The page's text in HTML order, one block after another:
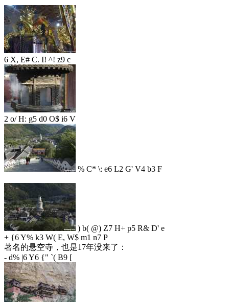
6 X, E# C. I! ^! z9 c
2 o/ H: g5 d0 O$ i6 V
% C* \: e6 L2 G' V4 b3 F
) b( @) Z7 H+ p5 R& D' e
+ {6 Y% k3 W( E, W$ m1 n7 P
著名的悬空寺，也是17年没来了：
- d% |6 Y6 {" `( B9 [